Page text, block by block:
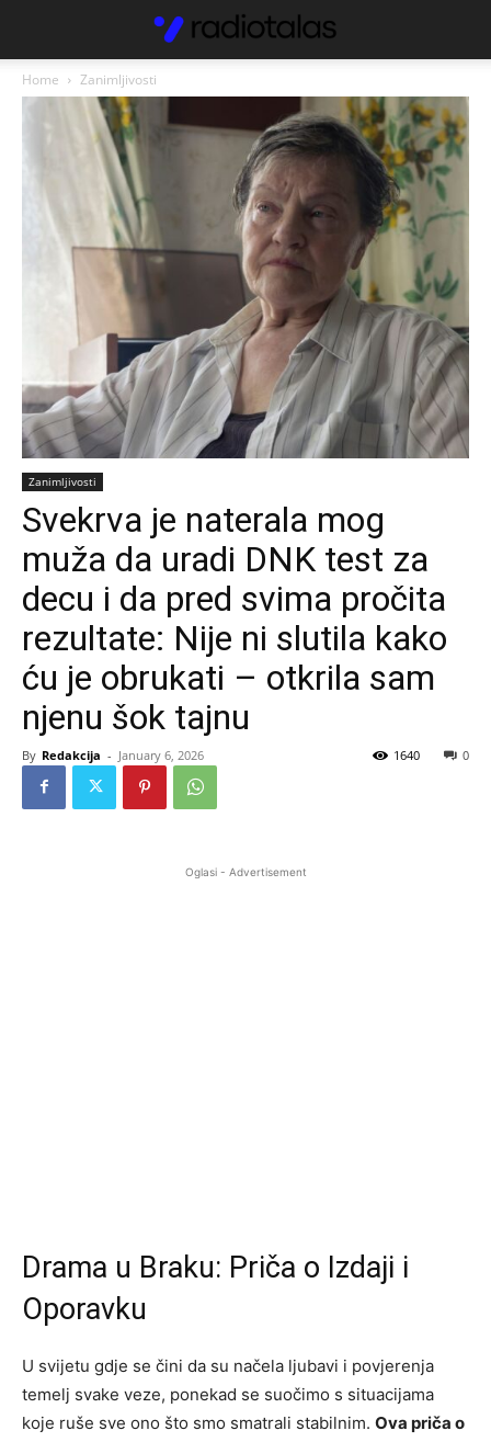
Home Zanimljivosti
Zanimljivosti
Svekrva je naterala mog
muža da uradi DNK test za
decu i da pred svima pročita
rezultate: Nije ni slutila kako
ću je obrukati – otkrila sam
njenu šok tajnu
By Redakcija - January 6, 2026 0
1640
Oglasi - Advertisement
Drama u Braku: Priča o Izdaji i
Oporavku
U svijetu gdje se čini da su načela ljubavi i povjerenja
temelj svake veze, ponekad se suočimo s situacijama
koje ruše sve ono što smo smatrali stabilnim. Ova priča o